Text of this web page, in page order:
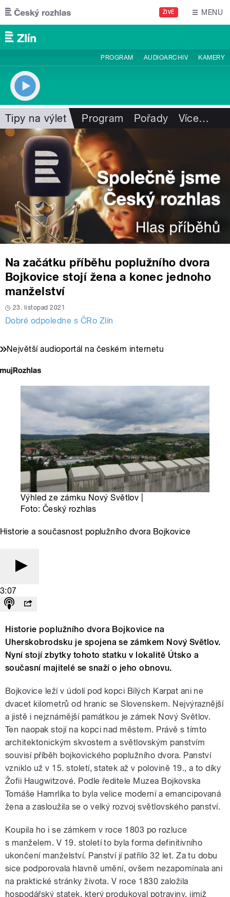
Přejít k hlavnímu obsahu
ŽIVĚ MENU
PROGRAM AUDIOARCHIV KAMERY
Tipy na výlet Program Pořady Více…
Na začátku příběhu poplužního dvora
Bojkovice stojí žena a konec jednoho
manželství
23. listopad 2021
Dobré odpoledne s ČRo Zlín
Největší audioportál na českém internetu
Výhled ze zámku Nový Světlov |
Foto: Český rozhlas
Historie a současnost poplužního dvora Bojkovice
3:07
Historie poplužního dvora Bojkovice na
Uherskobrodsku je spojena se zámkem Nový Světlov.
Nyní stojí zbytky tohoto statku v lokalitě Útsko a
současní majitelé se snaží o jeho obnovu.
Bojkovice leží v údolí pod kopci Bílých Karpat ani ne
dvacet kilometrů od hranic se Slovenskem. Nejvýraznější
a jistě i nejznámější památkou je zámek Nový Světlov.
Ten naopak stojí na kopci nad městem. Právě s tímto
architektonickým skvostem a světlovským panstvím
souvisí příběh bojkovického poplužního dvora. Panství
vzniklo už v 15. století, statek až v polovině 19., a to díky
Žofii Haugwitzové. Podle ředitele Muzea Bojkovska
Tomáše Hamrlíka to byla velice moderní a emancipovaná
žena a zasloužila se o velký rozvoj světlovského panství.
Koupila ho i se zámkem v roce 1803 po rozluce
s manželem. V 19. století to byla forma definitivního
ukončení manželství. Panství jí patřilo 32 let. Za tu dobu
sice podporovala hlavně umění, ovšem nezapomínala ani
na praktické stránky života. V roce 1830 založila
hospodářský statek, který produkoval potraviny, jimiž